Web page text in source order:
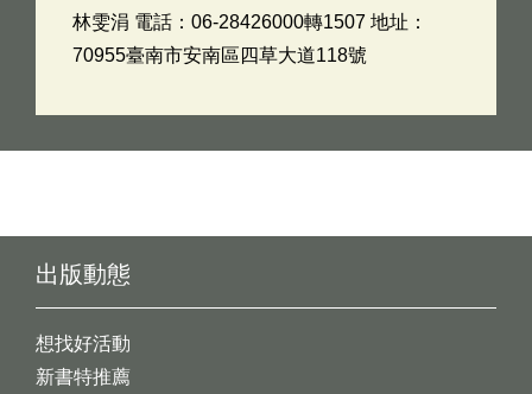
林雯涓 電話：06-28426000轉1507 地址：
70955臺南市安南區四草大道118號
出版動態
想找好活動
新書特推薦